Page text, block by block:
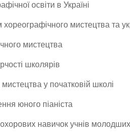
освіти в Україні
мистецтва та
мистецтва
школярів
у початковій школі
юного піаніста
навичок учнів молодших